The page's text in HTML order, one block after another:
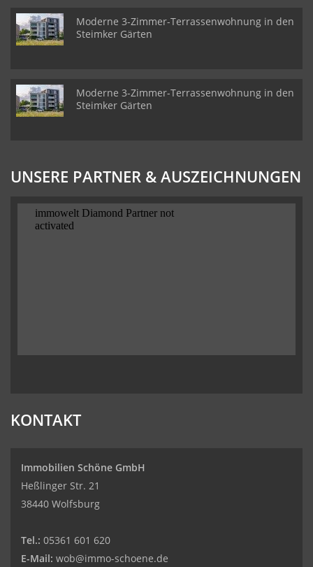
Moderne 3-Zimmer-Terrassenwohnung in den
Steimker Gärten
Moderne 3-Zimmer-Terrassenwohnung in den
Steimker Gärten
UNSERE PARTNER & AUSZEICHNUNGEN
KONTAKT
Immobilien Schöne GmbH
Heßlinger Str. 21
38440 Wolfsburg
Tel.: 05361 601 620
E-Mail: wob@immo-schoene.de